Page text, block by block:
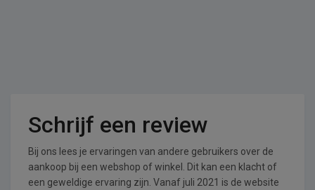
Schrijf een review
Bij ons lees je ervaringen van andere gebruikers over de
aankoop bij een webshop of winkel. Dit kan een klacht of
een geweldige ervaring zijn. Vanaf juli 2021 is de website